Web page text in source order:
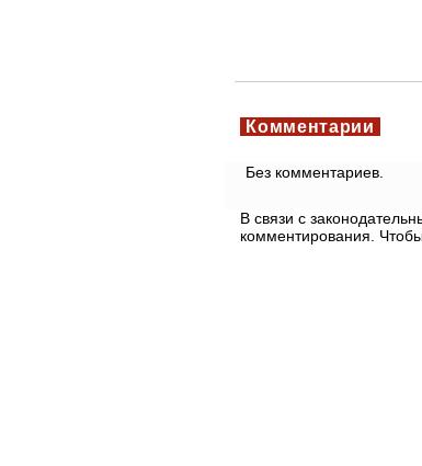
Комментарии
Без комментариев.
В связи с
комментирования.